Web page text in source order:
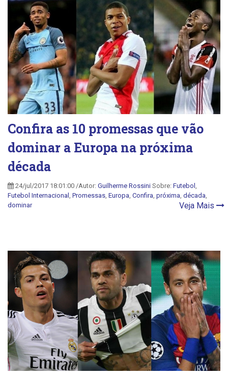
Confira as 10 promessas que vão
dominar a Europa na próxima
década
24/jul/2017 18:01:00 /Autor: Guilherme Rossini Sobre: Futebol ,
Futebol Internacional , Promessas, Europa, Confira, próxima, década,
dominar
Veja Mais